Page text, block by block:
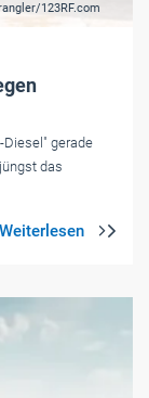
123RF.com
gerade
das